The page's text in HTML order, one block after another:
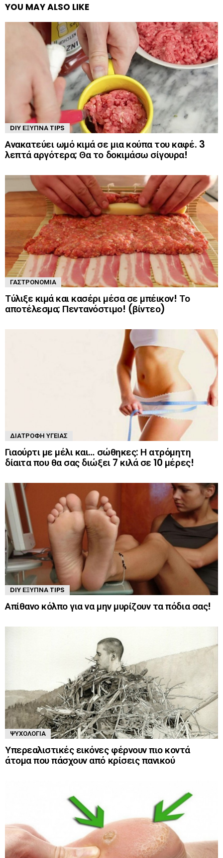
YOU MAY ALSO LIKE
DIY ΈΞΥΠΝΑ TIPS
Ανακατεύει ωμό κιμά σε μια κούπα του καφέ. 3
λεπτά αργότερα; Θα το δοκιμάσω σίγουρα!
ΓΑΣΤΡΟΝΟΜΊΑ
Τύλιξε κιμά και κασέρι μέσα σε μπέικον! Το
αποτέλεσμα; Πεντανόστιμο! (βίντεο)
ΔΙΑΤΡΟΦΉ ΥΓΕΊΑΣ
Γιαούρτι με μέλι και… σώθηκες: Η ατρόμητη
δίαιτα που θα σας διώξει 7 κιλά σε 10 μέρες!
DIY ΈΞΥΠΝΑ TIPS
Απίθανο κόλπο για να μην μυρίζουν τα πόδια σας!
ΨΥΧΟΛΟΓΊΑ
Υπερεαλιστικές εικόνες φέρνουν πιο κοντά
άτομα που πάσχουν από κρίσεις πανικού